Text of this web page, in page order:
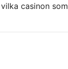
casinon som